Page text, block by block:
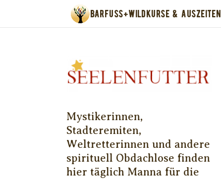
BARFUSS+WILDKURSE & AUSZEITEN
Mystikerinnen,
Stadteremiten,
Weltretterinnen und andere
spirituell Obdachlose finden
hier täglich Manna für die